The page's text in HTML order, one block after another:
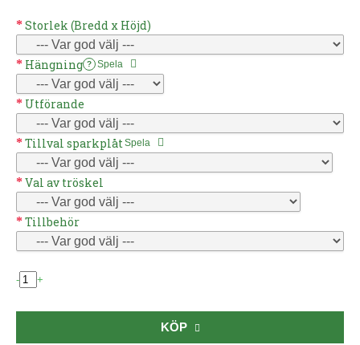
Storlek (Bredd x Höjd)
Hängning ? Spela
Utförande
Tillval sparkplåt Spela
Val av tröskel
Tillbehör
- +
KÖP